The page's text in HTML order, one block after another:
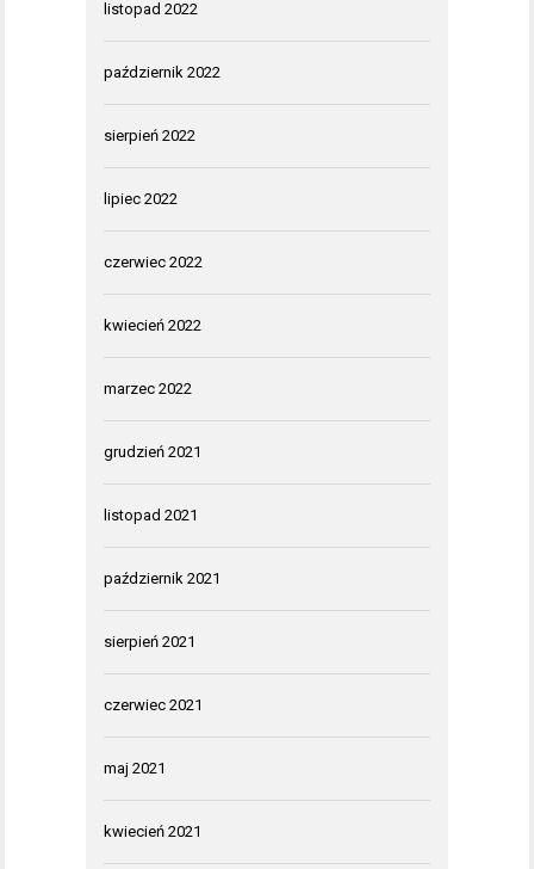
listopad 2022
październik 2022
sierpień 2022
lipiec 2022
czerwiec 2022
kwiecień 2022
marzec 2022
grudzień 2021
listopad 2021
październik 2021
sierpień 2021
czerwiec 2021
maj 2021
kwiecień 2021